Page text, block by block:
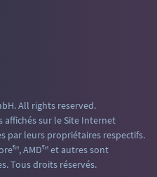
All rights reserved.
affichés sur le Site Internet
par leurs propriétaires respectifs.
AMD™ et autres sont
Tous droits réservés.